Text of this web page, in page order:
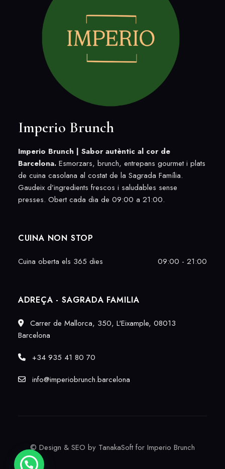
Imperio Brunch
Imperio Brunch | Sabor autèntic al cor de
Barcelona.Esmorzars, brunch, entrepans gourmet i plats
de cuina casolana al costat de la Sagrada Família.
Gaudeix d’ingredients frescos i saludables sense
presses. Obert cada dia de 09:00 a 21:00.
CUINA NON STOP
Cuina oberta els 365 dies 09:00 - 21:00
ADREÇA - SAGRADA FAMILIA
Carrer de Mallorca, 350, L'Eixample, 08013
Barcelona
+34 935 41 80 70
info@imperiobrunch.barcelona
© Design & SEO by TanakaSoft for Imperio Brunch